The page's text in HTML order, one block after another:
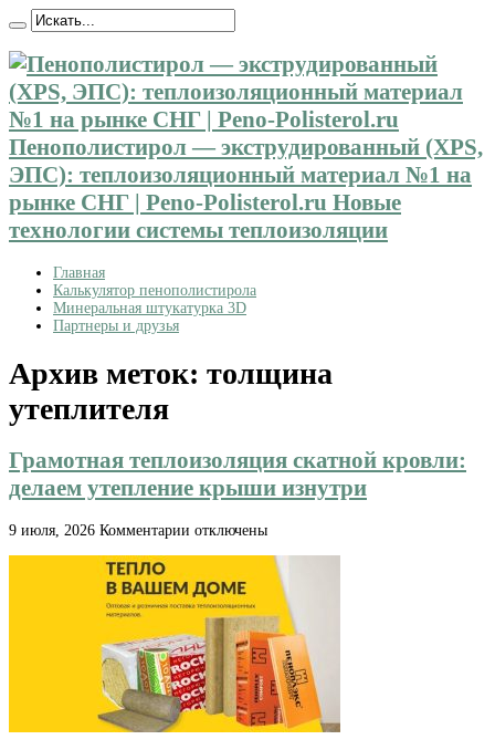
Пенополистирол — экструдированный (XPS,
ЭПС): теплоизоляционный материал №1 на
рынке СНГ | Peno-Polisterol.ru Новые
технологии системы теплоизоляции
Главная
Калькулятор пенополистирола
Минеральная штукатурка 3D
Партнеры и друзья
Архив меток: толщина
утеплителя
Грамотная теплоизоляция скатной кровли:
делаем утепление крыши изнутри
9 июля, 2026 Комментарии к
теплоизоляция
скатной
кровли:
делаем
утепление
крыши
изнутри
отключены